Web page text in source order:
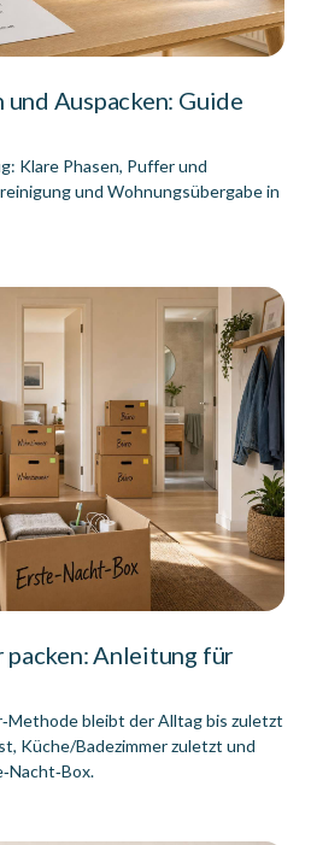
Auspacken: Guide
Klare Phasen, Puffer und
und Wohnungsübergabe in
Anleitung für
bleibt der Alltag bis zuletzt
Küche/Badezimmer zuletzt und